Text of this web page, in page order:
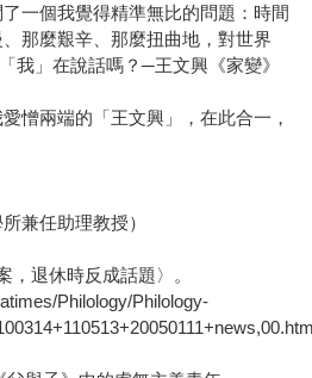
一個我覺得精準無比的問題：時間
那麼艱辛、那麼扭曲地，對世界
我」在說話嗎？─王文興《家變》
憎兩端的「王文興」，在此合一，
兼任助理教授）
，退休時反成話題〉。
Philology/Philology-